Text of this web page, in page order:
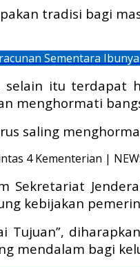
tradisi bagi
Sementara
selain itu
menghormati
saling
Sekretariat
kebijakan
Tujuan”,
mendalam bagi